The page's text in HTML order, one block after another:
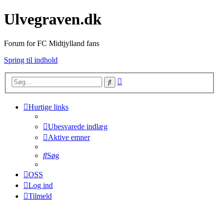
Ulvegraven.dk
Forum for FC Midtjylland fans
Spring til indhold
Søg
Hurtige links
Ubesvarede indlæg
Aktive emner
Søg
OSS
Log ind
Tilmeld